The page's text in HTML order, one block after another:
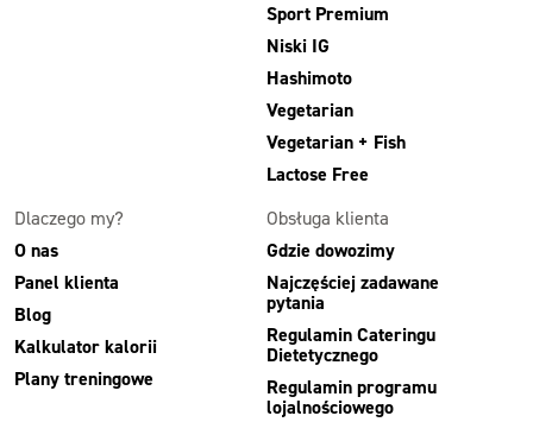
Sport Premium
Niski IG
Hashimoto
Vegetarian
Vegetarian + Fish
Lactose Free
Dlaczego my?
O nas
Panel klienta
Blog
Kalkulator kalorii
Plany treningowe
Obsługa klienta
Gdzie dowozimy
Najczęściej zadawane
pytania
Regulamin Cateringu
Dietetycznego
Regulamin programu
lojalnościowego